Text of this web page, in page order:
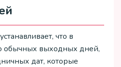
что в
обычных выходных дней,
дат, которые